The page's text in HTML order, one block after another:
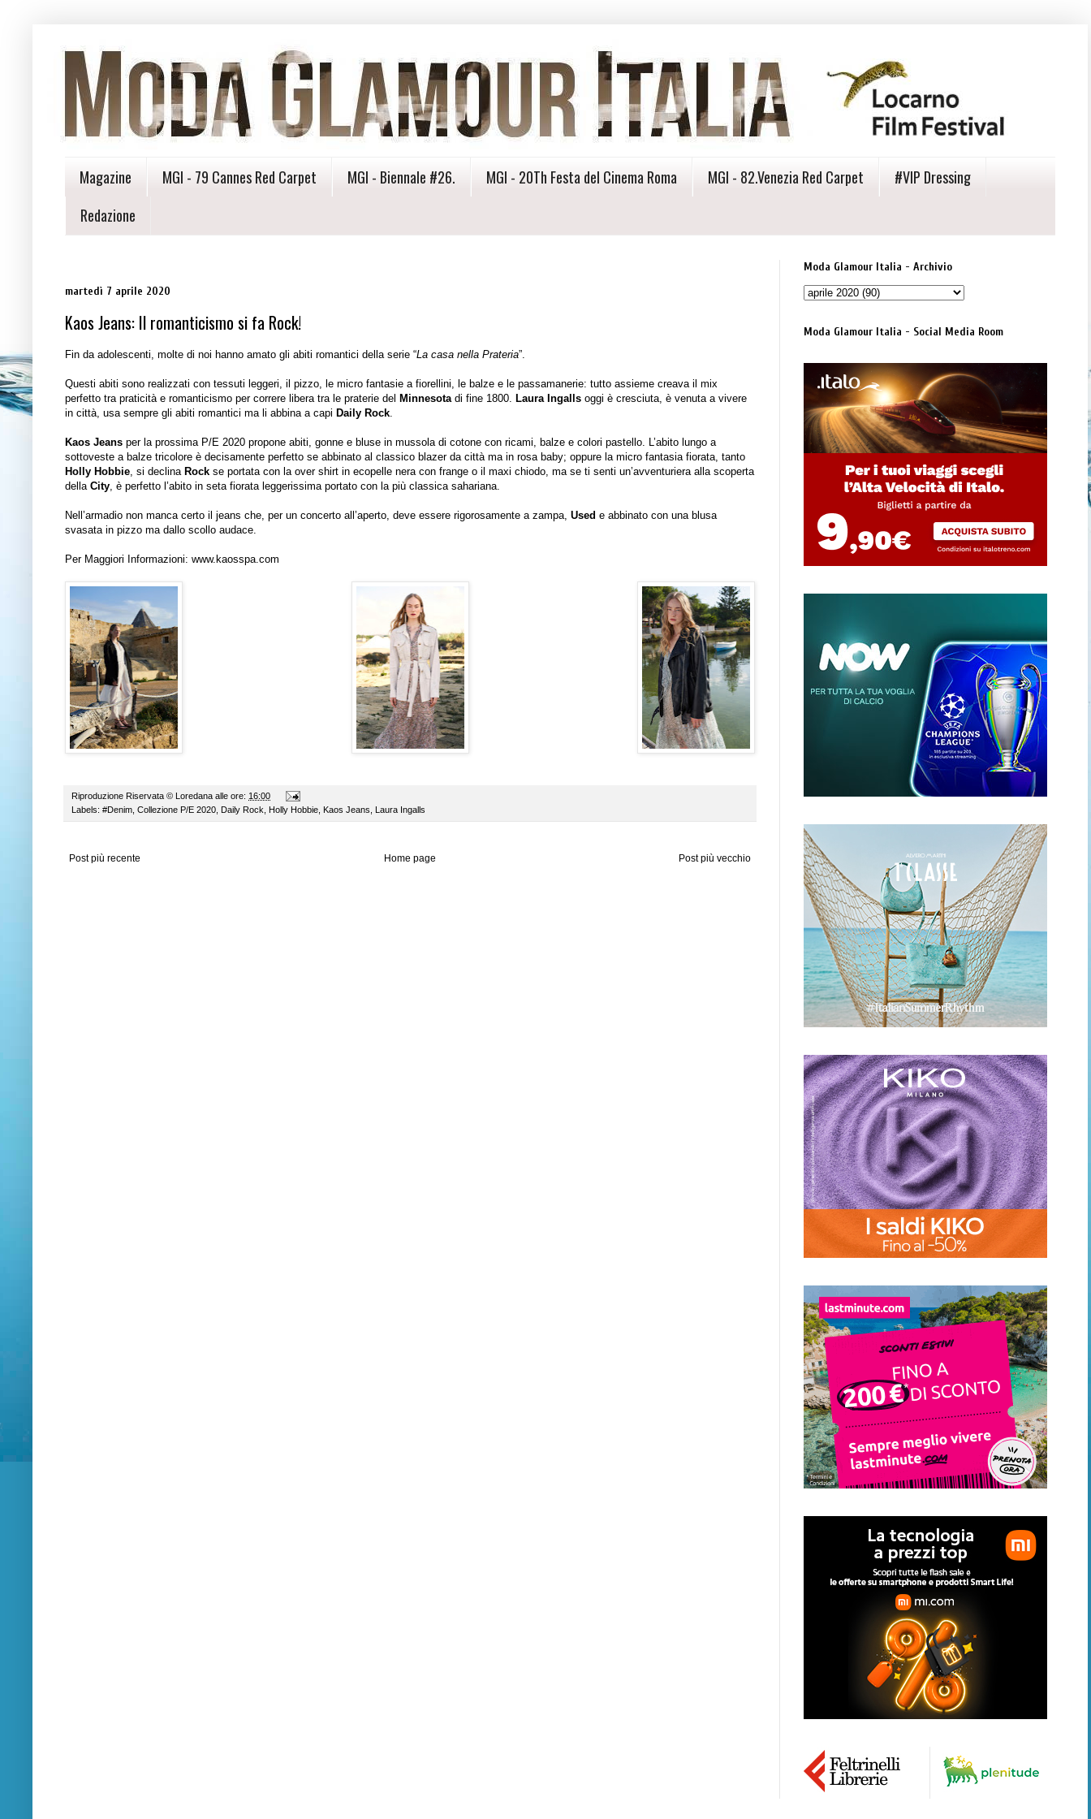
Magazine MGI - 79 Cannes Red Carpet MGI - Biennale #26. MGI - 20Th Festa del Cinema Roma MGI - 82.Venezia Red Carpet
#VIP Dressing
Redazione
martedì 7 aprile 2020
Kaos Jeans: Il romanticismo si fa Rock!
Fin da adolescenti, molte di noi hanno amato gli abiti romantici della serie “La casa nella Prateria”.
Questi abiti sono realizzati con tessuti leggeri, il pizzo, le micro fantasie a fiorellini, le balze e le passamanerie: tutto assieme creava il mix
perfetto tra praticità e romanticismo per correre libera tra le praterie del Minnesotadi fine 1800. Laura Ingalls oggi è cresciuta, è venuta a vivere
in città, usa sempre gli abiti romantici ma li abbina a capi Daily Rock.
Kaos Jeans per la prossima P/E 2020 propone abiti, gonne e bluse in mussola di cotone con ricami, balze e colori pastello. L’abito lungo a
sottoveste a balze tricolore è decisamente perfetto se abbinato al classico blazer da città ma in rosa baby; oppure la micro fantasia fiorata, tanto
Holly Hobbie, si declina Rock se portata con la over shirt in ecopelle nera con frange o il maxi chiodo, ma se ti senti un’avventuriera alla scoperta
della City, è perfetto l’abito in seta fiorata leggerissima portato con la più classica sahariana.
Nell’armadio non manca certo il jeans che, per un concerto all’aperto, deve essere rigorosamente a zampa, Used e abbinato con una blusa
svasata in pizzo ma dallo scollo audace.
Per Maggiori Informazioni: www.kaosspa.com
Riproduzione Riservata © Loredana alle ore: 16:00
Labels: #Denim Collezione P/E 2020 Daily Rock Holly Hobbie Kaos Jeans Laura Ingalls
Post più recente Post più vecchio
Home page
Moda Glamour Italia - Archivio
Moda Glamour Italia - Social Media Room